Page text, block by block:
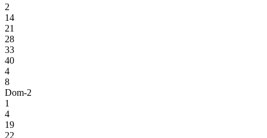
2
14
21
28
33
40
4
8
Dom-2
1
4
19
22